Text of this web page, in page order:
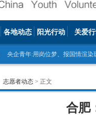
各地动态 阳光行动 关爱
央企青年:用岗位梦、报国情渲染
志愿者动态> 正文
合肥